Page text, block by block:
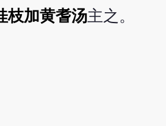
枝加黄耆汤主之。